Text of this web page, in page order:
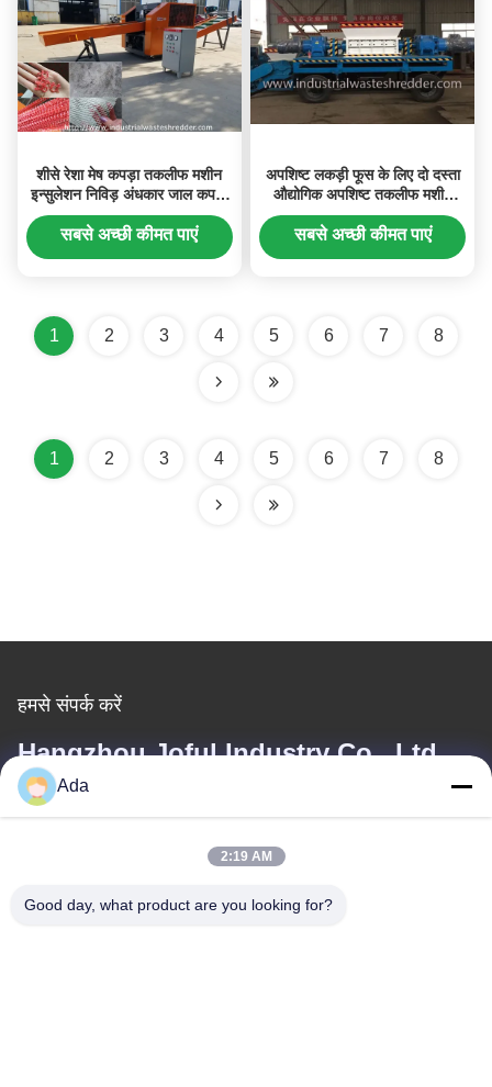
शीसे रेशा मेष कपड़ा तकलीफ मशीन
इन्सुलेशन निविड़ अंधकार जाल कपड़ा
कोल्हू
सबसे अच्छी कीमत पाएं
अपशिष्ट लकड़ी फूस के लिए दो दस्ता
औद्योगिक अपशिष्ट तकलीफ मशीन
कस्टम क्षमता
सबसे अच्छी कीमत पाएं
1 2 3 4 5 6 7 8
1 2 3 4 5 6 7 8
हमसे संपर्क करें
Hangzhou Joful Industry Co., Ltd
ईमेल
ada.zhang@jofulindustry.com
Ada
2:19 AM
Good day, what product are you looking for?